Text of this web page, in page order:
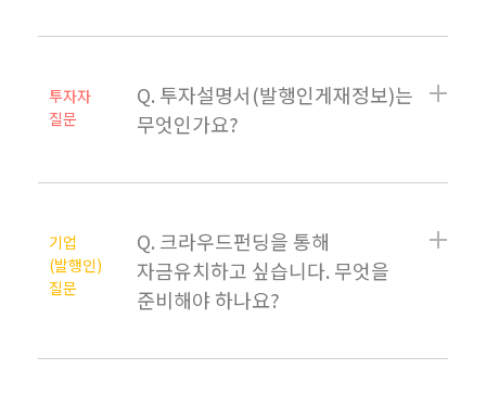
투자자
질문
Q. 투자설명서(발행인게재정보)는
무엇인가요?
기업
(발행인)
질문
Q. 크라우드펀딩을 통해
자금유치하고 싶습니다. 무엇을
준비해야 하나요?